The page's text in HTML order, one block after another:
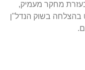
מחקר מעמיק,
בהצלחה בשוק הנדל"ן